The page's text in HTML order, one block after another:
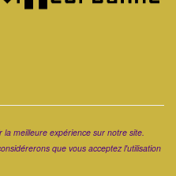
meilleure expérience sur notre site.
que vous acceptez l'utilisation